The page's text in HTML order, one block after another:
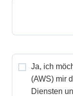
Ja, ich
(AWS) mir
Diensten